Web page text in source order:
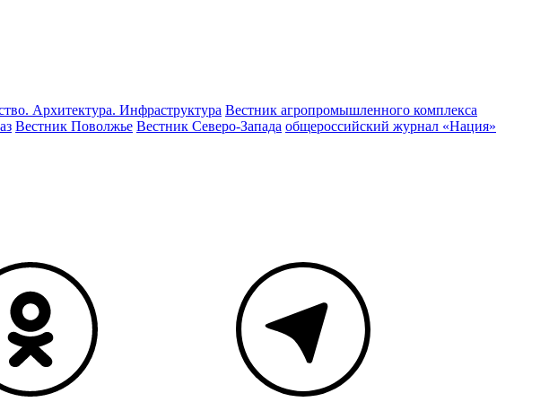
Архитектура. Инфраструктура Вестник агропромышленного комплекса
Вестник Поволжье Вестник Северо-Запада общероссийский журнал «Нация»